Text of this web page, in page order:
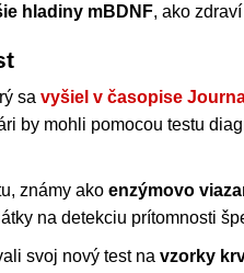
hladiny mBDNF, ako
sa vyšiel v časopise
by mohli pomocou testu
známy ako enzýmovo
na detekciu prítomnosti
svoj nový test na vzorky